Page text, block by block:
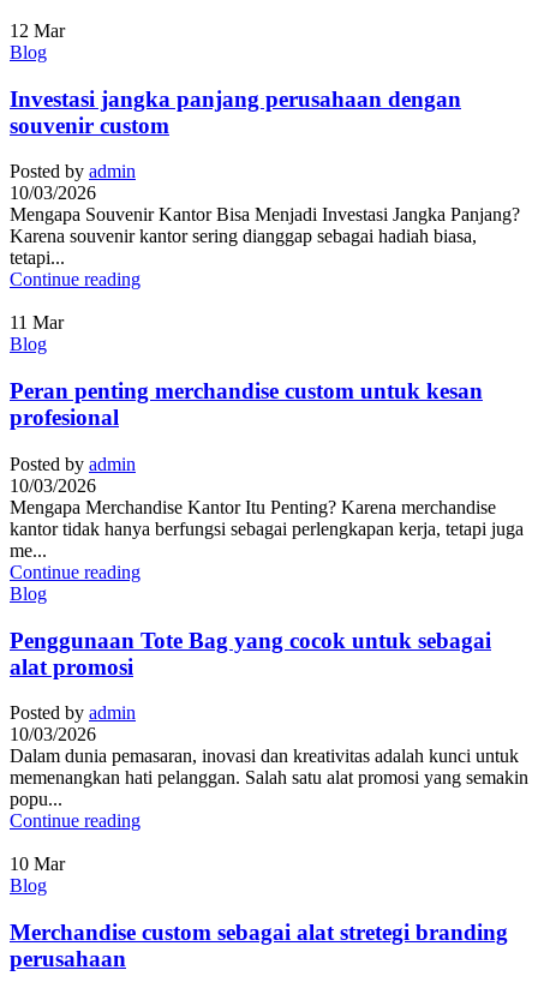
12 Mar
Blog
Investasi jangka panjang perusahaan dengan
souvenir custom
Posted by admin
10/03/2026
Mengapa Souvenir Kantor Bisa Menjadi Investasi Jangka Panjang?
Karena souvenir kantor sering dianggap sebagai hadiah biasa,
tetapi...
Continue reading
11 Mar
Blog
Peran penting merchandise custom untuk kesan
profesional
Posted by admin
10/03/2026
Mengapa Merchandise Kantor Itu Penting? Karena merchandise
kantor tidak hanya berfungsi sebagai perlengkapan kerja, tetapi juga
me...
Continue reading
Blog
Penggunaan Tote Bag yang cocok untuk sebagai
alat promosi
Posted by admin
10/03/2026
Dalam dunia pemasaran, inovasi dan kreativitas adalah kunci untuk
memenangkan hati pelanggan. Salah satu alat promosi yang semakin
popu...
Continue reading
10 Mar
Blog
Merchandise custom sebagai alat stretegi branding
perusahaan